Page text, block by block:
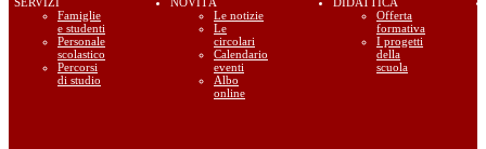
Famiglie
e studenti
Personale
scolastico
Percorsi
di studio
Le notizie
Le
circolari
Calendario
eventi
Albo
online
Offerta
formativa
I progetti
della
scuola